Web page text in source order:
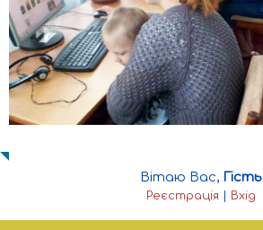
Вітаю Вас, Гість
Реєстрація Вхід